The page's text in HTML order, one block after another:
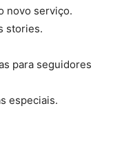
novo serviço.
stories.
para seguidores
especiais.